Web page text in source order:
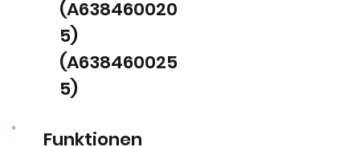
Funktionen
(A638460020
5)
(A638460025
5)